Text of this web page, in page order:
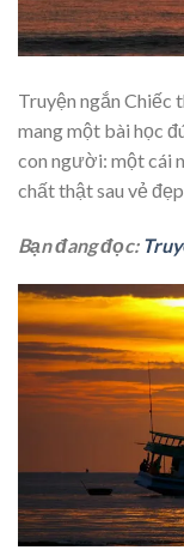
Truyện ngắn Chiếc
mang một bài học
con người: một cái
chất thật sau vẻ
Bạn đang đọc: